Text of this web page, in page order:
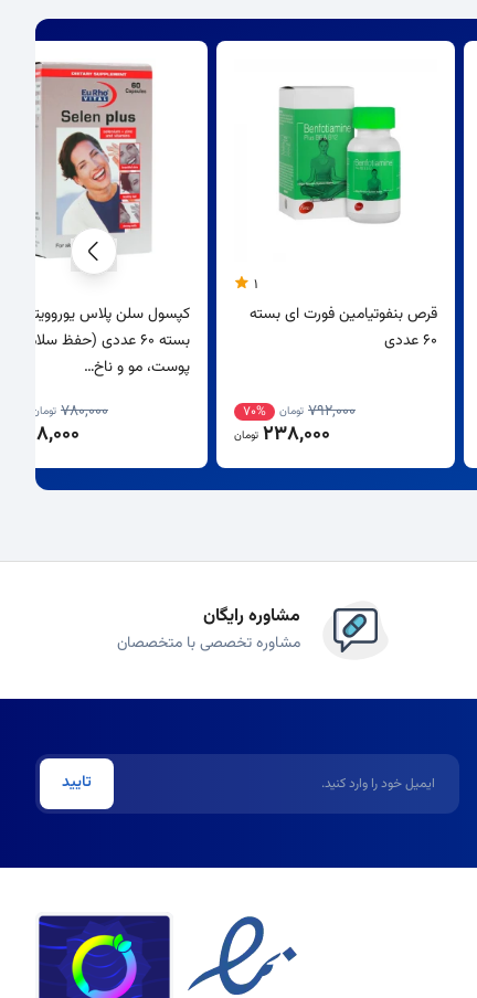
1
قرص بنفوتیامین فورت ای بسته
60 عددی
792,000 تومان 70%
238,000 تومان
کپسول سلن پلاس یوروویتال
بسته 60 عددی (حفظ سلامت
پوست، مو و ناخ…
780,000 تومان
298,000
مشاوره رایگان
مشاوره تخصصی با متخصصان
ایمیل
تایید